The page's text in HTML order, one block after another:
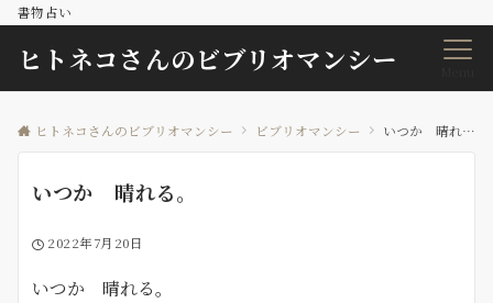
書物占い
ヒトネコさんのビブリオマンシー
ヒトネコさんのビブリオマンシー ビブリオマンシー いつか 晴れる。
いつか 晴れる。
2022年7月20日
いつか 晴れる。